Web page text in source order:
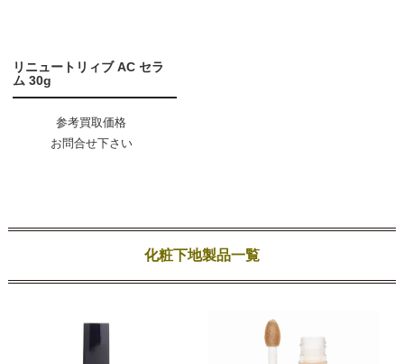
リニュートリィブ AC セラ
ム 30g
参考買取価格
お問合せ下さい
化粧下地製品一覧